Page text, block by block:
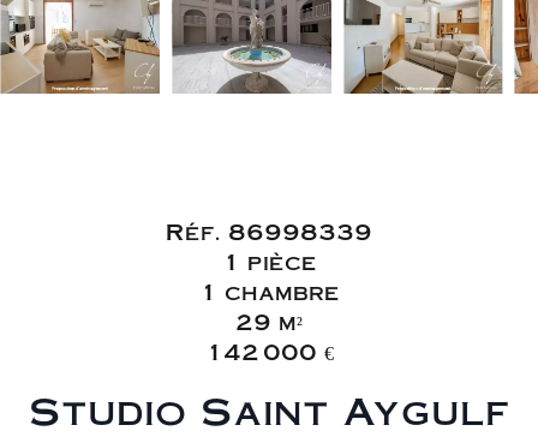
Réf. 86998339
1 pièce
1 chambre
29 m²
142 000 €
Studio Saint Aygulf